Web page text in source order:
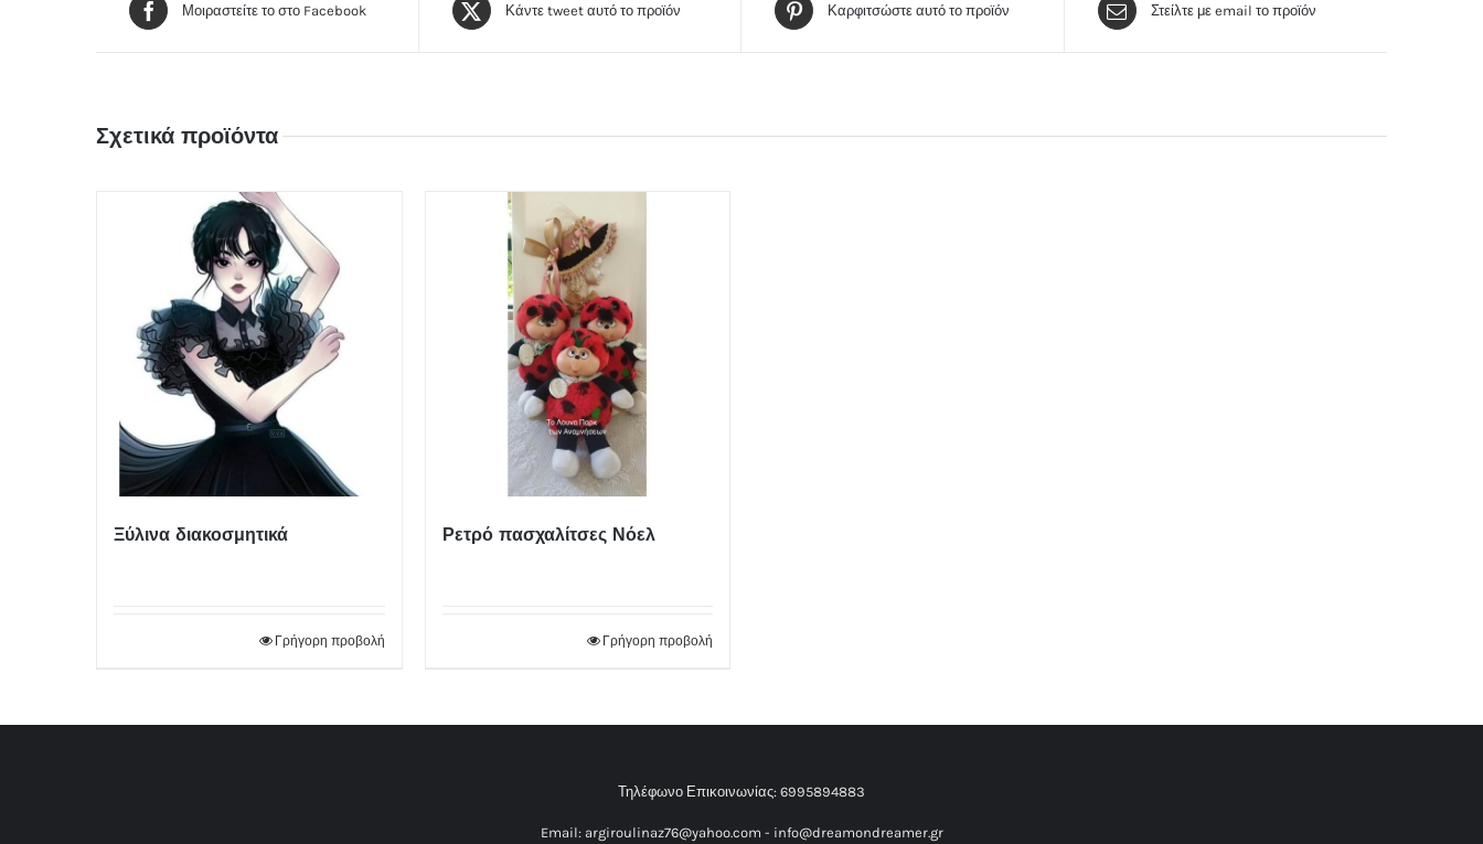
Μοιραστείτε το στο Facebook Κάντε tweet αυτό το προϊόν Καρφιτσώστε αυτό το προϊόν Στείλτε με email το προϊόν
Σχετικά προϊόντα
Ξύλινα διακοσμητικά
Γρήγορη προβολή
Ρετρό πασχαλίτσες Νόελ
Γρήγορη προβολή
Τηλέφωνο Επικοινωνίας: 6995894883
Email: argiroulinaz76@yahoo.com - info@dreamondreamer.gr